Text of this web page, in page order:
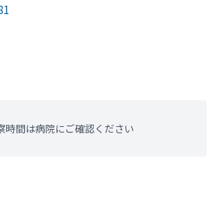
時間は病院にご確認ください